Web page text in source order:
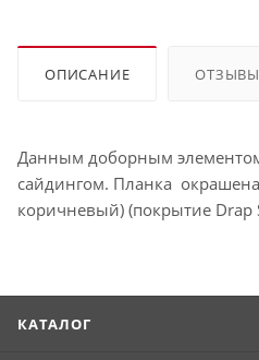
ОПИСАНИЕ ОТЗЫВЫ
Данным доборным
сайдингом. Планка
коричневый) (покрытие Drap
КАТАЛОГ